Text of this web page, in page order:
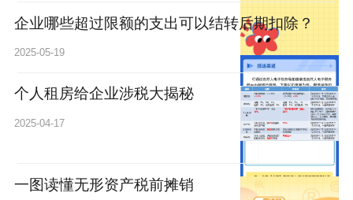
企业哪些超过限额的支出可以结转后期扣除​？
2025-05-19
个人租房给企业涉税大揭秘
2025-04-17
一图读懂无形资产税前摊销